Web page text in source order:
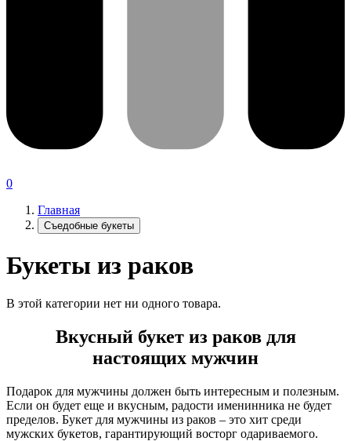
0
Главная
Съедобные букеты
Букеты из раков
В этой категории нет ни одного товара.
Вкусный букет из раков для
настоящих мужчин
Подарок для мужчины должен быть интересным и полезным.
Если он будет еще и вкусным, радости именинника не будет
пределов. Букет для мужчины из раков – это хит среди
мужских букетов, гарантирующий восторг одариваемого.